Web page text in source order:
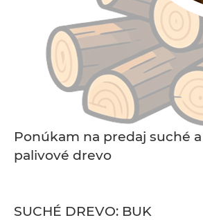
Ponúkam na predaj suché
palivové drevo
SUCHÉ DREVO: BUK